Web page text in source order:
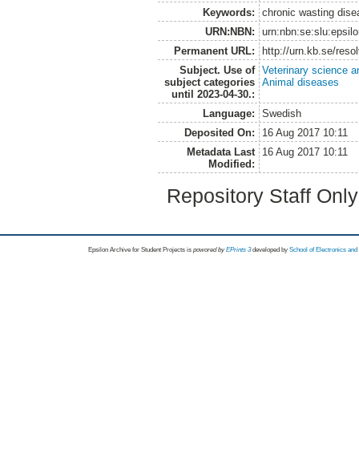
Keywords:
chronic wasting
URN:NBN:
Permanent URL:
http://urn.kb.se/
Subject. Use of
subject categories
until 2023-04-30.:
Veterinary science
Animal diseases
Language:
Swedish
Deposited On:
16 Aug 2017 10:11
Metadata Last
Modified:
16 Aug 2017 10:11
Repository Staff
Epsilon Archive for Student Projects is powored byEPrints 3 developed by School of Electronics